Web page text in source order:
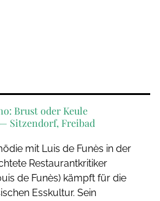
Brust oder Keule
Sitzendorf, Freibad
mit Luis de Funès in der
Restaurantkritiker
de Funès) kämpft für die
Esskultur. Sein